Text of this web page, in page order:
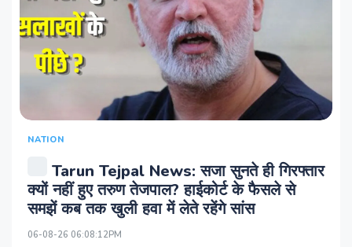
NATION
Tarun Tejpal News: सजा सुनते ही गिरफ्तार
क्यों नहीं हुए तरुण तेजपाल? हाईकोर्ट के फैसले से
समझें कब तक खुली हवा में लेते रहेंगे सांस
06-08-26 06:08:12PM